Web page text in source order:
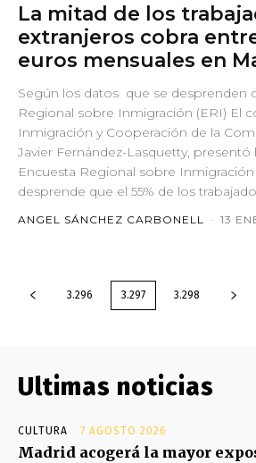
La mitad de los
extranjeros cobra
euros mensuales en
Según los datos que se desprenden
Regional sobre Inmigración (ERI) El
Inmigración y Cooperación de la
Javier Fernández-Lasquetty, presentó
Encuesta Regional sobre Inmigración
desprende que el 55% de los
ANGEL SÁNCHEZ CARBONELL - 13
3.296 3.297 3.298
Ultimas noticias
CULTURA 7 AGOSTO 2026
Madrid acogerá la mayor